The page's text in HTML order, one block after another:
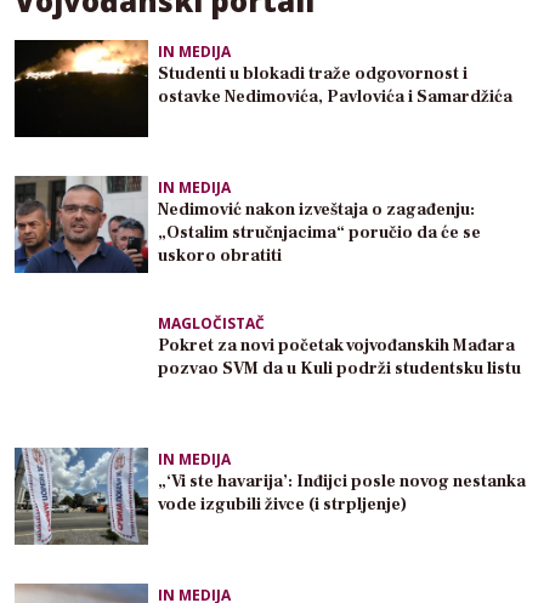
IN MEDIJA
Studenti u blokadi traže odgovornost i
ostavke Nedimovića, Pavlovića i Samardžića
IN MEDIJA
Nedimović nakon izveštaja o zagađenju:
„Ostalim stručnjacima“ poručio da će se
uskoro obratiti
MAGLOČISTAČ
Pokret za novi početak vojvođanskih Mađara
pozvao SVM da u Kuli podrži studentsku listu
IN MEDIJA
„‘Vi ste havarija’: Inđijci posle novog nestanka
vode izgubili živce (i strpljenje)
IN MEDIJA